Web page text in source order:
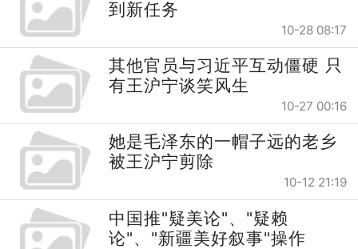
到新任务
10-28 08:17
其他官员与习近平互动僵硬 只
有王沪宁谈笑风生
10-27 00:16
她是毛泽东的一帽子远的老乡
被王沪宁剪除
10-12 21:19
中国推"疑美论"、"疑赖
论"、"新疆美好叙事"操作